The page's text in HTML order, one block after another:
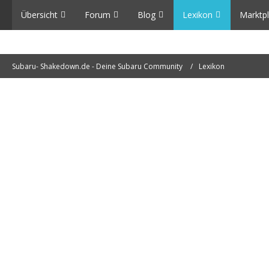
Übersicht Forum Blog Lexikon
Subaru- Shakedown.de - Deine Subaru Community Lexikon